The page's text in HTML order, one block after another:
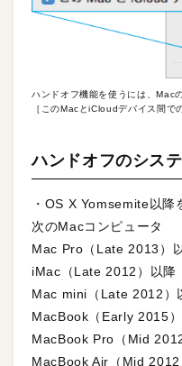
ハンドオフ機能を使うには、Mac
［このMacとiCloudデバイス間で
ハンドオフのシス
・OS X Yomsemite以降
次のMacコンピュータ
Mac Pro（Late 2013）
iMac（Late 2012）以降
Mac mini（Late 2012）
MacBook（Early 2015
MacBook Pro（Mid
MacBook Air（Mid 2012